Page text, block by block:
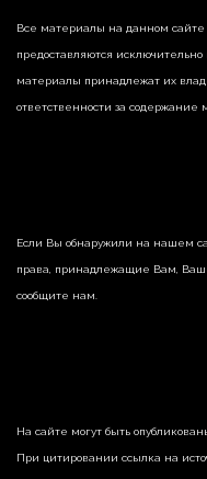
Все материалы на данном сайте
предоставляются
материалы принадлежат их
ответственности за содержание
Если Вы обнаружили на нашем
права, принадлежащие Вам,
сообщите нам.
На сайте могут быть
При цитировании ссылка на